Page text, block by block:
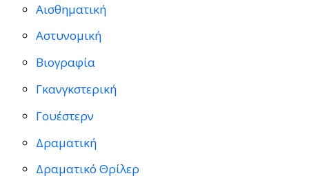
Αισθηματική
Αστυνομική
Βιογραφία
Γκανγκστερική
Γουέστερν
Δραματική
Δραματικό Θρίλερ